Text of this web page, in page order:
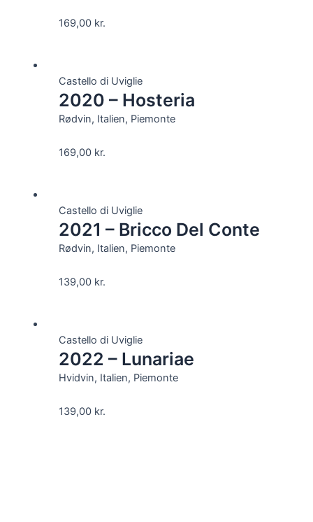
169,00 kr.
Castello di Uviglie
2020 – Hosteria
Rødvin, Italien, Piemonte
169,00 kr.
Castello di Uviglie
2021 – Bricco Del Conte
Rødvin, Italien, Piemonte
139,00 kr.
Castello di Uviglie
2022 – Lunariae
Hvidvin, Italien, Piemonte
139,00 kr.